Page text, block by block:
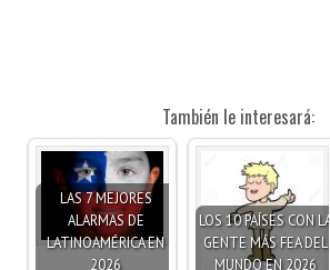
También le interesará:
LAS 7 MEJORES
ALARMAS DE
LATINOAMÉRICA EN
2026
LOS 10 PAÍSES CON LA
GENTE MÁS FEA DEL
MUNDO EN 2026